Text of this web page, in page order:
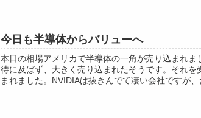
今日も半導体からバリューへ
本日の相場アメリカで半導体の一角が売り込まれ
待に及ばず、大きく売り込まれたそうです。それ
まれました。NVIDIAは抜きんでて凄い会社ですが、